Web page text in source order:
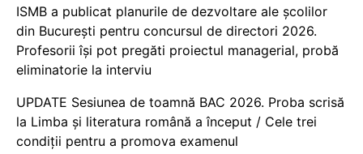
ISMB a publicat planurile de dezvoltare ale școlilor
din București pentru concursul de directori 2026.
Profesorii își pot pregăti proiectul managerial, probă
eliminatorie la interviu
UPDATE Sesiunea de toamnă BAC 2026. Proba scrisă
la Limba și literatura română a început / Cele trei
condiții pentru a promova examenul